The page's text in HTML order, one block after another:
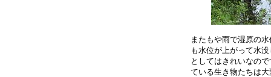
またもや雨で湿原の
も水位が上がって水
としてはきれいなの
ている生き物たちは